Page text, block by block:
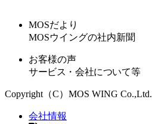
MOSだより
MOSウイングの社内新聞
お客様の声
サービス・会社について等
Copyright（C）MOS WING Co.,Ltd.
会社情報